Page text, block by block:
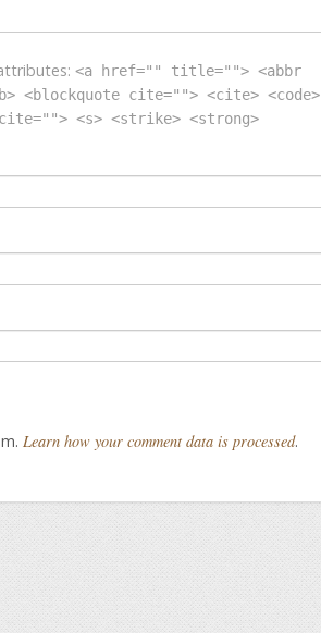
<a href="" title=""> <abbr
<blockquote cite=""> <cite> <code>
<s> <strike> <strong>
Learn how your comment data is processed.